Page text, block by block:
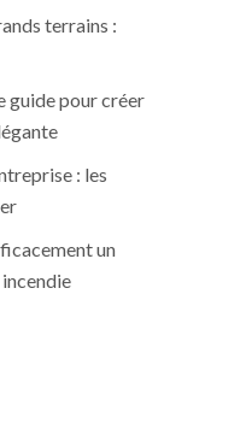
terrains :
guide pour créer
: les
un